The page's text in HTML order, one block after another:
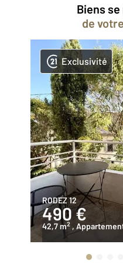
Biens
de
Exclusivité
RODEZ 12
490 €
42,7 m2 ,